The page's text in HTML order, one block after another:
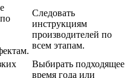
Следовать
инструкциям
производителей по
всем этапам.
Выбирать подходящее
время года или